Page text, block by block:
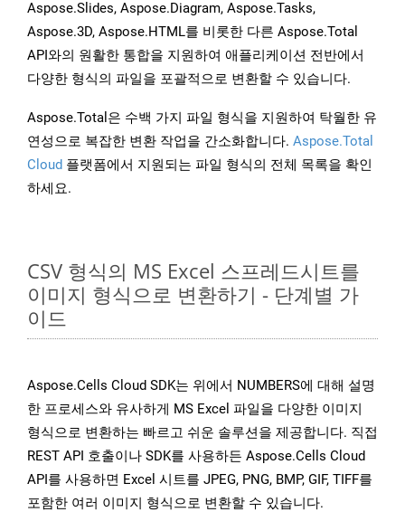
Aspose.Slides, Aspose.Diagram, Aspose.Tasks,
Aspose.3D, Aspose.HTML를 비롯한 다른 Aspose.Total
API와의 원활한 통합을 지원하여 애플리케이션 전반에서
다양한 형식의 파일을 포괄적으로 변환할 수 있습니다.
Aspose.Total은 수백 가지 파일 형식을 지원하여 탁월한 유
연성으로 복잡한 변환 작업을 간소화합니다. Aspose.Total
Cloud 플랫폼에서 지원되는 파일 형식의 전체 목록을 확인
하세요.
CSV 형식의 MS Excel 스프레드시트를
이미지 형식으로 변환하기 - 단계별 가
이드
Aspose.Cells Cloud SDK는 위에서 NUMBERS에 대해 설명
한 프로세스와 유사하게 MS Excel 파일을 다양한 이미지
형식으로 변환하는 빠르고 쉬운 솔루션을 제공합니다. 직접
REST API 호출이나 SDK를 사용하든 Aspose.Cells Cloud
API를 사용하면 Excel 시트를 JPEG, PNG, BMP, GIF, TIFF를
포함한 여러 이미지 형식으로 변환할 수 있습니다.